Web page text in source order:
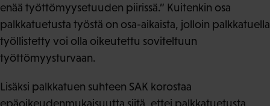
enää työttömyysetuuden piirissä.” Kuitenkin osa
palkkatuetusta työstä on osa-aikaista, jolloin palkkatuella
työllistetty voi olla oikeutettu soviteltuun
työttömyysturvaan.
Lisäksi palkkatuen suhteen SAK korostaa
epäoikeudenmukaisuutta siitä, ettei palkkatuetusta